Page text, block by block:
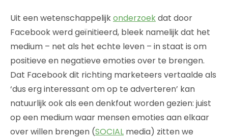
Uit een wetenschappelijkonderzoekdat door
Facebook werd geïnitieerd, bleek namelijk dat het
medium – net als het echte leven – in staat is om
positieve en negatieve emoties over te brengen.
Dat Facebook dit richting marketeers vertaalde als
‘dus erg interessant om op te adverteren’ kan
natuurlijk ook als een denkfout worden gezien: juist
op een medium waar mensen emoties aan elkaar
over willen brengen (SOCIAL media) zitten we